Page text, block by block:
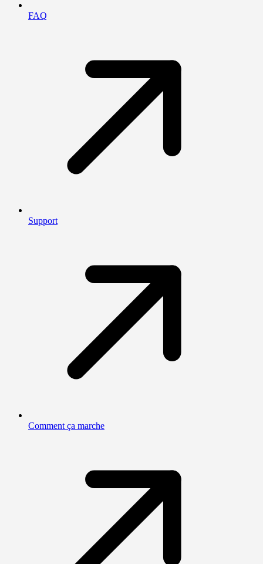
FAQ
Support
Comment ça marche